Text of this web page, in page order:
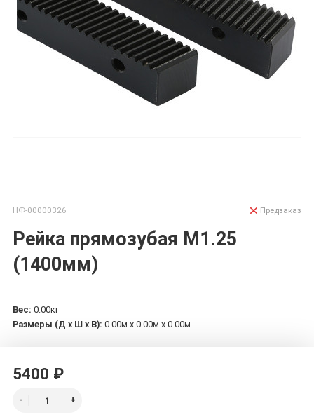
НФ-00000326
Рейка прямозубая М1.25
(1400мм)
Предзаказ
Вес: 0.00кг
Размеры (Д х Ш х В): 0.00м x 0.00м x 0.00м
5400 ₽